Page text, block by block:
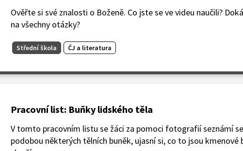
Ověřte si své znalosti o Boženě. Co jste se ve videu naučili?
na všechny otázky?
Střední škola ČJ a literatura
Pracovní list: Buňky lidského těla
V tomto pracovním listu se žáci za pomoci fotografií seznámí
podobou některých tělních buněk, ujasní si, co to jsou kmenové